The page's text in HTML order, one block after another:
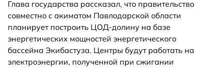
Глава государства рассказал, что правительство
совместно с акиматом Павлодарской области
планирует построить ЦОД-долину на базе
энергетических мощностей энергетического
бассейна Экибастуза. Центры будут работать на
электроэнергии, полученной при сжигании